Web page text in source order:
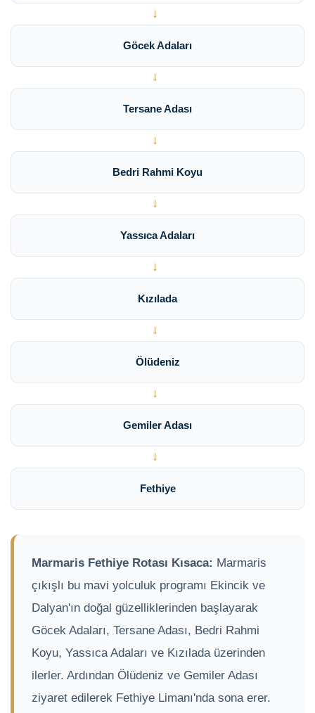
→
Göcek Adaları
→
Tersane Adası
→
Bedri Rahmi Koyu
→
Yassıca Adaları
→
Kızılada
→
Ölüdeniz
→
Gemiler Adası
→
Fethiye
Marmaris Fethiye Rotası Kısaca: Marmaris
çıkışlı bu mavi yolculuk programı Ekincik ve
Dalyan'ın doğal güzelliklerinden başlayarak
Göcek Adaları, Tersane Adası, Bedri Rahmi
Koyu, Yassıca Adaları ve Kızılada üzerinden
ilerler. Ardından Ölüdeniz ve Gemiler Adası
ziyaret edilerek Fethiye Limanı'nda sona erer.